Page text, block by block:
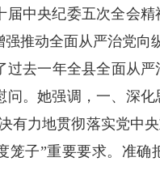
届中央纪委五次全会
推动全面从严治党向
去一年全县全面从严
问。她强调，一、深
有力地贯彻落实党中
笼子”重要要求。准